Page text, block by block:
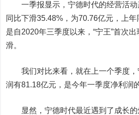
一季报显示，宁德时代的经营活动
同比下滑35.48%，为70.76亿元，上
是自2020年三季度以来，“宁王”首次
滑。
我们对比来看，就在上一个季度，
润有81.18亿元，是今年一季度净利润
显然，宁德时代最近遇到了成长的